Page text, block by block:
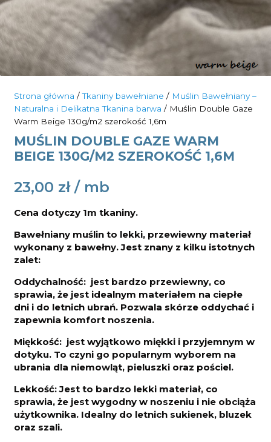
Strona główna /Tkaniny bawełniane / Muślin Bawełniany –
Naturalna i Delikatna Tkanina barwa / Muślin Double Gaze
Warm Beige 130g/m2 szerokość 1,6m
MUŚLIN DOUBLE GAZE WARM
BEIGE 130G/M2 SZEROKOŚĆ 1,6M
23,00 zł
Cena dotyczy 1m tkaniny.
Bawełniany muślin to lekki, przewiewny materiał
wykonany z bawełny. Jest znany z kilku istotnych
zalet:
Oddychalność: jest bardzo przewiewny, co
sprawia, że jest idealnym materiałem na ciepłe
dni i do letnich ubrań. Pozwala skórze oddychać i
zapewnia komfort noszenia.
Miękkość: jest wyjątkowo miękki i przyjemnym w
dotyku. To czyni go popularnym wyborem na
ubrania dla niemowląt, pieluszki oraz pościel.
Lekkość: Jest to bardzo lekki materiał, co
sprawia, że jest wygodny w noszeniu i nie obciąża
użytkownika. Idealny do letnich sukienek, bluzek
oraz szali.